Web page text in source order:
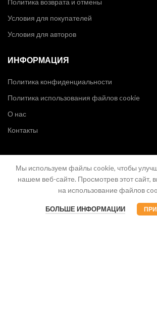
Политика возврата и отмены
Условия для покупателей
Условия для авторов
ИНФОРМАЦИЯ
Политика конфиденциальности
Политика использования файлов cookie
О нас
Контакты
Мы используем файлы cookie, чтобы
нашем веб-сайте. Просмотрев этот сайт,
на использование файлов
БОЛЬШЕ ИНФОРМАЦИИ